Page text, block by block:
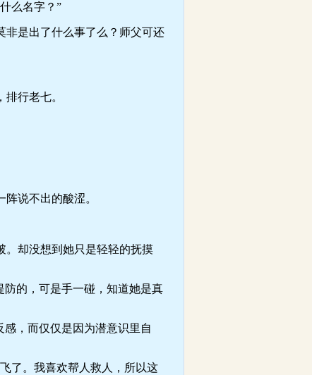
么名字？”
是出了什么事了么？师父可还
行老七。
说不出的酸涩。
却没想到她只是轻轻的抚摸
的，可是手一碰，知道她是真
，而仅仅是因为潜意识里自
了。我喜欢帮人救人，所以这